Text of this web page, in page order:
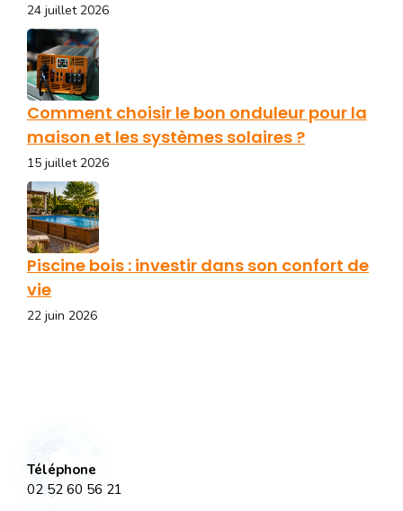
24 juillet 2026
Comment choisir le bon onduleur pour la
maison et les systèmes solaires ?
15 juillet 2026
Piscine bois : investir dans son confort de
vie
22 juin 2026
Téléphone
02 52 60 56 21